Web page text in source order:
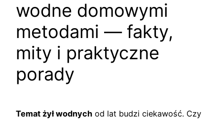
wodne domowymi
metodami — fakty,
mity i praktyczne
porady
Temat żył wodnych od lat budzi ciekawość. Czy